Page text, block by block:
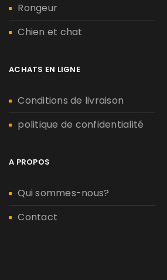
Rongeur
Chien et chat
ACHATS EN LIGNE
Conditions de livraison
politique de confidentialité
A PROPOS
Qui sommes-nous?
Contact